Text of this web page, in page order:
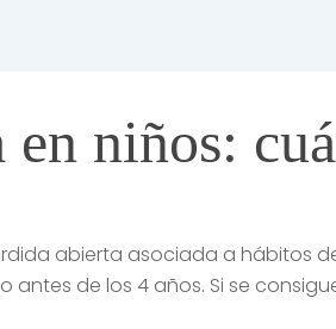
niños:
abierta asociada a hábitos
antes de los 4 años. Si se